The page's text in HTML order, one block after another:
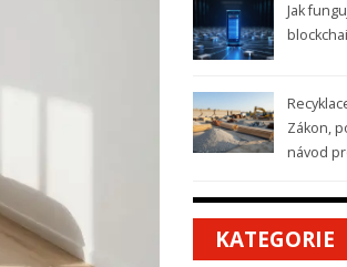
Jak
Zákon,
návod
KATEGORIE